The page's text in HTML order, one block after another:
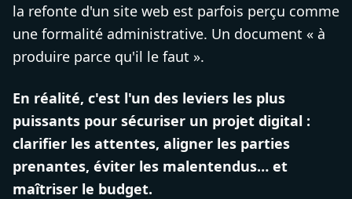
la refonte d'un site web est parfois perçu comme
une formalité administrative. Un document « à
produire parce qu'il le faut ».
En réalité, c'est l'un des leviers les plus
puissants pour sécuriser un projet digital :
clarifier les attentes, aligner les parties
prenantes, éviter les malentendus… et
maîtriser le budget.